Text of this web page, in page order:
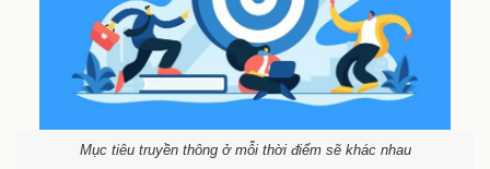
Mục tiêu truyền thông ở mỗi thời điểm sẽ khác nhau